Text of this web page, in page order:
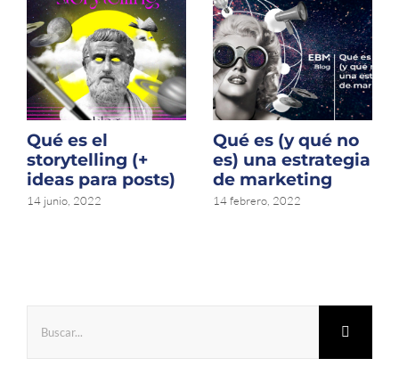
Qué es el
storytelling (+
ideas para posts)
14 junio, 2022
Qué es (y qué no
es) una estrategia
de marketing
14 febrero, 2022